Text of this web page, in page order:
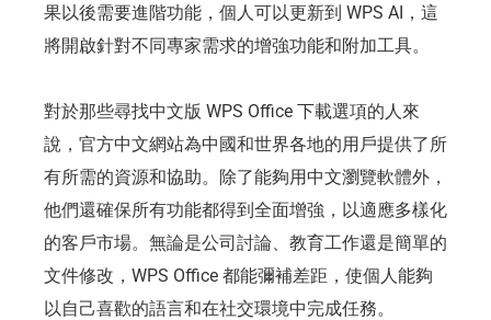
果以後需要進階功能，個人可以更新到 WPS AI，這
將開啟針對不同專家需求的增強功能和附加工具。
對於那些尋找中文版 WPS Office 下載選項的人來
說，官方中文網站為中國和世界各地的用戶提供了所
有所需的資源和協助。除了能夠用中文瀏覽軟體外，
他們還確保所有功能都得到全面增強，以適應多樣化
的客戶市場。無論是公司討論、教育工作還是簡單的
文件修改，WPS Office 都能彌補差距，使個人能夠
以自己喜歡的語言和在社交環境中完成任務。